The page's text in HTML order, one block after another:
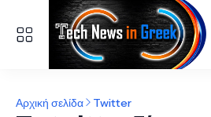
Αρχική σελίδα Twitter